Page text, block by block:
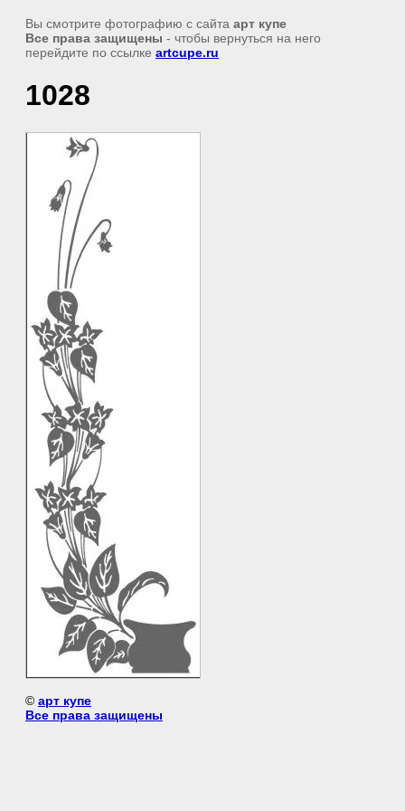
Вы смотрите фотографию с сайта арт купе
Все права защищены - чтобы вернуться на него
перейдите по ссылке artcupe.ru
1028
© арт купе
Все права защищены